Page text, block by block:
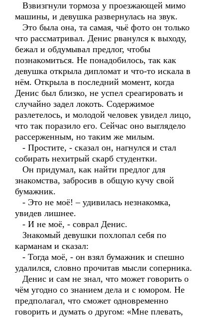
Взвизгнули тормоза у проезжающей мимо
машины, и девушка развернулась на звук.
Это была она, та самая, чьё фото он только
что рассматривал. Денис рванулся к выходу,
бежал и обдумывал предлог, чтобы
познакомиться. Не понадобилось, так как
девушка открыла дипломат и что-то искала в
нём. Открыла в последний момент, когда
Денис был близко, не успел среагировать и
случайно задел локоть. Содержимое
разлетелось, и молодой человек увидел лицо,
что так поразило его. Сейчас оно выглядело
рассерженным, но таким же милым.
- Простите, - сказал он, нагнулся и стал
собирать нехитрый скарб студентки.
Он придумал, как найти предлог для
знакомства, забросив в общую кучу свой
бумажник.
- Это не моё! – удивилась незнакомка,
увидев лишнее.
- И не моё, - соврал Денис.
Знакомый девушки похлопал себя по
карманам и сказал:
- Тогда моё, - он взял бумажник и спешно
удалился, словно прочитав мысли соперника.
Денис и сам не знал, что может говорить о
чём угодно со знанием дела и с юмором. Не
предполагал, что сможет одновременно
говорить и думать о другом: «Мне плевать,